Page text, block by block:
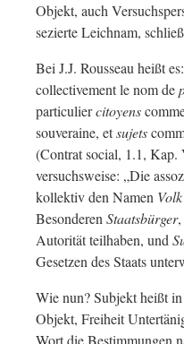
Objekt, auch
sezierte Leichnam,
Bei J.J. Rousseau heißt
collectivement le nom de
particuliercitoyens
souveraine, etsujets
(Contrat social, 1.1, Kap.
versuchsweise: „Die
kollektiv den Namen Volk
Besonderen Staatsbürger,
Autorität teilhaben, und
Gesetzen des Staats
Wie nun? Subjekt heißt
Objekt, Freiheit
Wort die Bestimmungen